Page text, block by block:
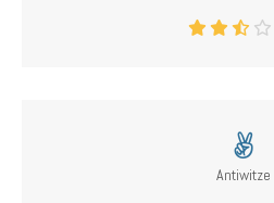
Antiwitze